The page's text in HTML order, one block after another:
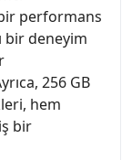
performans
bir deneyim
256 GB
hem
bir